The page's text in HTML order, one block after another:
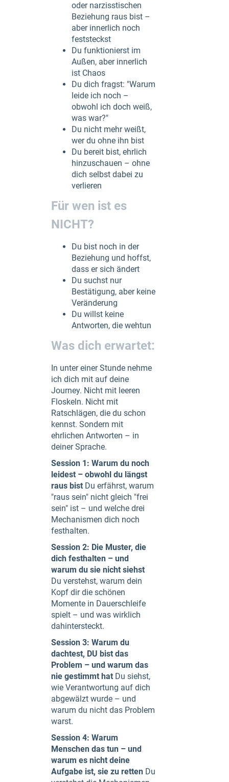
oder narzisstischen
Beziehung raus bist –
aber innerlich noch
feststeckst
Du funktionierst im
Außen, aber innerlich
ist Chaos
Du dich fragst: "Warum
leide ich noch –
obwohl ich doch weiß,
was war?"
Du nicht mehr weißt,
wer du ohne ihn bist
Du bereit bist, ehrlich
hinzuschauen – ohne
dich selbst dabei zu
verlieren
Für wen ist es
NICHT?
Du bist noch in der
Beziehung und hoffst,
dass er sich ändert
Du suchst nur
Bestätigung, aber keine
Veränderung
Du willst keine
Antworten, die wehtun
Was dich erwartet:
In unter einer Stunde nehme
ich dich mit auf deine
Journey. Nicht mit leeren
Floskeln. Nicht mit
Ratschlägen, die du schon
kennst. Sondern mit
ehrlichen Antworten – in
deiner Sprache.
Session 1: Warum du noch
leidest – obwohl du längst
raus bist Du erfährst, warum
"raus sein" nicht gleich "frei
sein" ist – und welche drei
Mechanismen dich noch
festhalten.
Session 2: Die Muster, die
dich festhalten – und
warum du sie nicht siehst
Du verstehst, warum dein
Kopf dir die schönen
Momente in Dauerschleife
spielt – und was wirklich
dahintersteckt.
Session 3: Warum du
dachtest, DU bist das
Problem – und warum das
nie gestimmt hat Du siehst,
wie Verantwortung auf dich
abgewälzt wurde – und
warum du nicht das Problem
warst.
Session 4: Warum
Menschen das tun – und
warum es nicht deine
Aufgabe ist, sie zu retten Du